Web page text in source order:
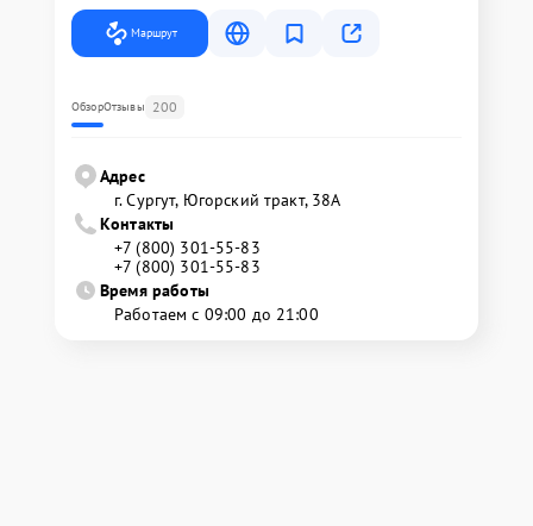
Маршрут
ОбзорОтзывы 200
Адрес
г. Сургут, Югорский тракт, 38А
Контакты
+7 (800) 301-55-83
+7 (800) 301-55-83
Время работы
Работаем с 09:00 до 21:00